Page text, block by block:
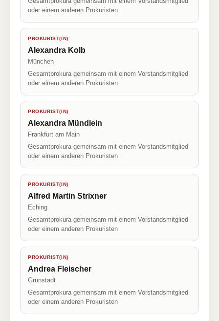
oder einem anderen Prokuristen
PROKURIST(IN)
Alexandra Kolb
München
Gesamtprokura gemeinsam mit einem Vorstandsmitglied
oder einem anderen Prokuristen
PROKURIST(IN)
Alexandra Mündlein
Frankfurt am Main
Gesamtprokura gemeinsam mit einem Vorstandsmitglied
oder einem anderen Prokuristen
PROKURIST(IN)
Alfred Martin Strixner
Eching
Gesamtprokura gemeinsam mit einem Vorstandsmitglied
oder einem anderen Prokuristen
PROKURIST(IN)
Andrea Fleischer
Grünstadt
Gesamtprokura gemeinsam mit einem Vorstandsmitglied
oder einem anderen Prokuristen